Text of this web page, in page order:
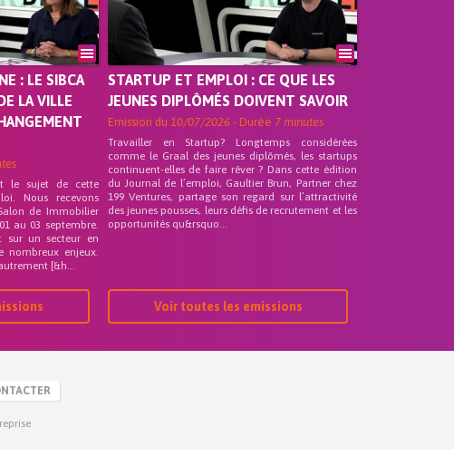
: LE SIBCA
LA VILLE
le sujet de cette
Nous recevons
de Immobilier
au 03 septembre.
sur un secteur en
nombreux enjeux.
[&h...
STARTUP ET EMPLOI : CE QUE LES
JEUNES DIPLÔMÉS DOIVENT SAVOIR
Emission du 10/07/2026 - Durée 7 minutes
Travailler en Startup? Longtemps considérées
comme le Graal des jeunes diplômés, les startups
continuent-elles de faire rêver ? Dans cette édition
du Journal de l’emploi, Gaultier Brun, Partner chez
199 Ventures, partage son regard sur l’attractivité
des jeunes pousses, leurs défis de recrutement et les
opportunités qu&rsquo...
Voir toutes les emissions